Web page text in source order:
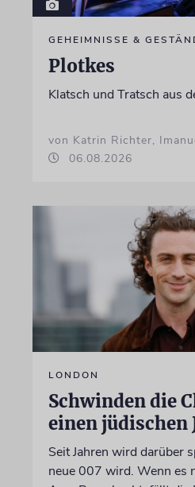
GEHEIMNISSE &
Plotkes
Klatsch und Tratsch aus
von Katrin Richter,
06.08.2026
LONDON
Schwinden die
einen jüdischen
Seit Jahren wird darüber
neue 007 wird. Wenn es